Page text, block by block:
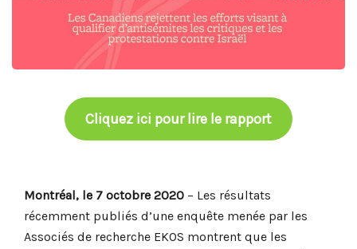
Cliquez ici pour lire le rapport
Montréal, le 7 octobre 2020 – Les résultats
récemment publiés d’une enquête menée par les
Associés de recherche EKOS montrent que les